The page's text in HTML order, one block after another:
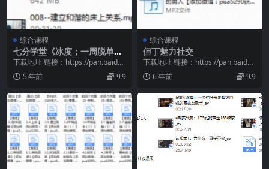
综合课程
七分学堂《冰度；一周脱单计
划》
下载地址 链接：https://pan.baidu.
com/s/11-ypqbK...
5 年前 9.9
综合课程
但丁魅力社交
下载地址 链接：https://pan.baidu.
com/s/15iHLnQc...
6 年前 9.9